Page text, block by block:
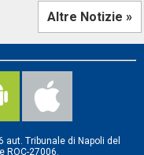
Altre Notizie »
Tribunale di Napoli del
ROC-27006.